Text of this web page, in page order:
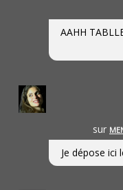
AAHH
sur
Je dépose ici